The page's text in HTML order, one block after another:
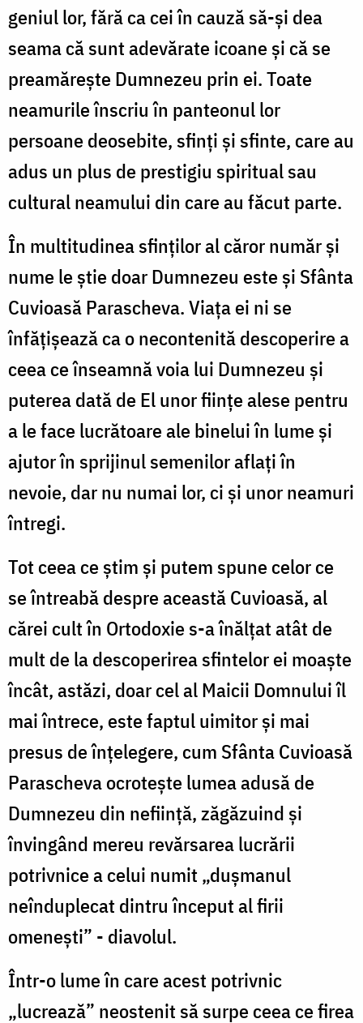
geniul lor, fără ca cei în cauză să-şi dea
seama că sunt adevărate icoane şi că se
preamăreşte Dumnezeu prin ei. Toate
neamurile înscriu în panteonul lor
persoane deosebite, sfinți și sfinte, care au
adus un plus de prestigiu spiritual sau
cultural neamului din care au făcut parte.
În multitudinea sfinţilor al căror număr şi
nume le ştie doar Dumnezeu este și Sfânta
Cuvioasă Parascheva. Viaţa ei ni se
înfăţişează ca o necontenită descoperire a
ceea ce înseamnă voia lui Dumnezeu şi
puterea dată de El unor fiinţe alese pentru
a le face lucrătoare ale binelui în lume şi
ajutor în sprijinul semenilor aflaţi în
nevoie, dar nu numai lor, ci şi unor neamuri
întregi.
Tot ceea ce ştim şi putem spune celor ce
se întreabă despre această Cuvioasă, al
cărei cult în Ortodoxie s-a înălţat atât de
mult de la descoperirea sfintelor ei moaşte
încât, astăzi, doar cel al Maicii Domnului îl
mai întrece, este faptul uimitor şi mai
presus de înţelegere, cum Sfânta Cuvioasă
Parascheva ocroteşte lumea adusă de
Dumnezeu din nefiinţă, zăgăzuind şi
învingând mereu revărsarea lucrării
potrivnice a celui numit „duşmanul
neînduplecat dintru început al firii
omeneşti” - diavolul.
Într-o lume în care acest potrivnic
„lucrează” neostenit să surpe ceea ce firea